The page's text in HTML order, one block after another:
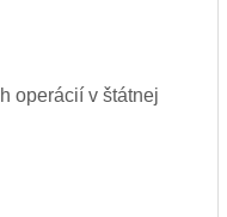
operácií v štátnej